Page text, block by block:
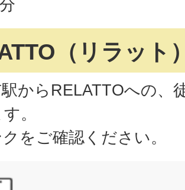
（リラット
からRELATTOへの、
。
をご確認ください。